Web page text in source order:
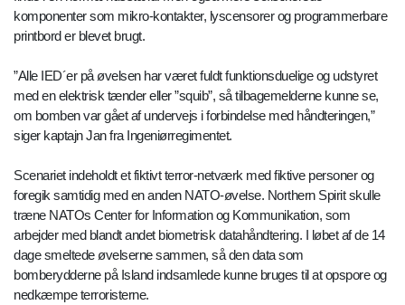
komponenter som mikro-kontakter, lyscensorer og programmerbare
printbord er blevet brugt.
”Alle IED´er på øvelsen har været fuldt funktionsduelige og udstyret
med en elektrisk tænder eller ”squib”, så tilbagemelderne kunne se,
om bomben var gået af undervejs i forbindelse med håndteringen,”
siger kaptajn Jan fra Ingeniørregimentet.
Scenariet indeholdt et fiktivt terror-netværk med fiktive personer og
foregik samtidig med en anden NATO-øvelse. Northern Spirit skulle
træne NATOs Center for Information og Kommunikation, som
arbejder med blandt andet biometrisk datahåndtering. I løbet af de 14
dage smeltede øvelserne sammen, så den data som
bomberydderne på Island indsamlede kunne bruges til at opspore og
nedkæmpe terroristerne.